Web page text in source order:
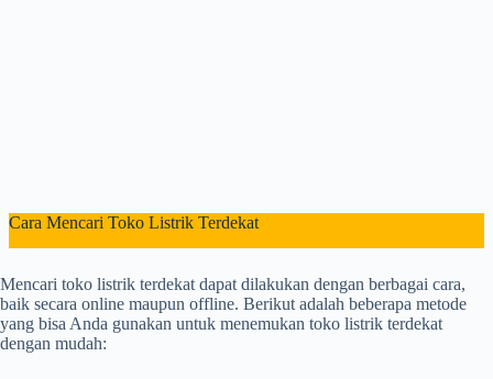
Cara Mencari Toko Listrik Terdekat
Mencari toko listrik terdekat dapat dilakukan dengan berbagai cara,
baik secara online maupun offline. Berikut adalah beberapa metode
yang bisa Anda gunakan untuk menemukan toko listrik terdekat
dengan mudah: